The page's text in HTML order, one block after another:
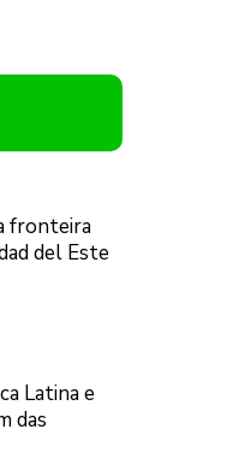
fronteira
del Este
Latina e
das